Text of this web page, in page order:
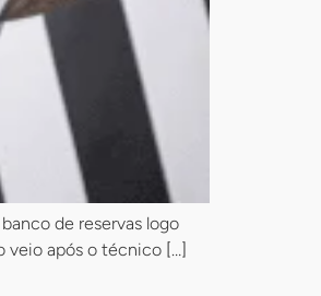
de reservas logo
veio após o técnico […]